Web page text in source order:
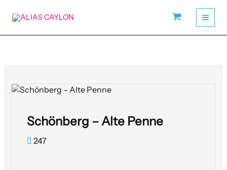
Inhalt
Schönberg – Alte Penne
247